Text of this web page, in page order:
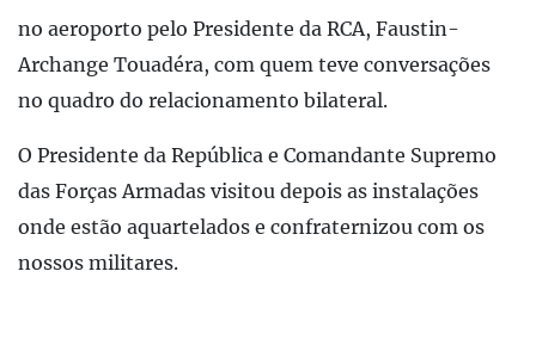
no aeroporto pelo Presidente da RCA, Faustin-
Archange Touadéra, com quem teve conversações
no quadro do relacionamento bilateral.
O Presidente da República e Comandante Supremo
das Forças Armadas visitou depois as instalações
onde estão aquartelados e confraternizou com os
nossos militares.